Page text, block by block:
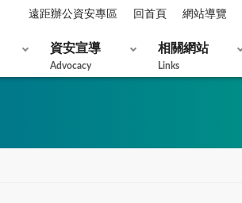
遠距辦公資安專區 回首頁 網站導覽
資安宣導
Advocacy
相關網站
Links